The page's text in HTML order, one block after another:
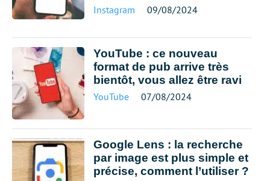
Instagram 09/08/2024
YouTube : ce nouveau
format de pub arrive très
bientôt, vous allez être ravi
YouTube 07/08/2024
Google Lens : la recherche
par image est plus simple et
précise, comment l’utiliser ?